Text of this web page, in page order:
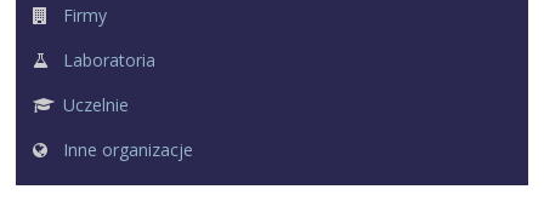
Firmy
Laboratoria
Uczelnie
Inne organizacje